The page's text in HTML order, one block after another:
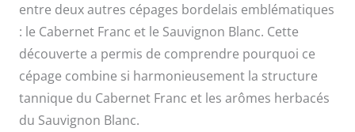
entre deux autres cépages bordelais emblématiques
: le Cabernet Franc et le Sauvignon Blanc. Cette
découverte a permis de comprendre pourquoi ce
cépage combine si harmonieusement la structure
tannique du Cabernet Franc et les arômes herbacés
du Sauvignon Blanc.